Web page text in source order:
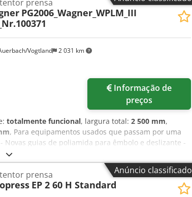
de reciclagem, armazéns, centros de
Bergmann Modelo: SB 600-58 Ano: 1991 Peso
para cartão, filme plástico, papel, PET e
usada. Vendida no estado em que se encontra
Vogtland 2 031 km
prensa
PG2006_Wagner_WPLM_III
preços
totalmente funcional, largura total: 2 500 mm,
, Para equipamentos usados que passam por uma
guias de poliamida para êmbolo e deslizante -
totalmente renovados e atualizados conforme o
novas para a câmara de prensagem e a
kits de vedação completos - Inspeção UVV/E válida
Qualquer equipamento especial pode ser
Anúncio classificado
prensa
EP 2 60 H Standard